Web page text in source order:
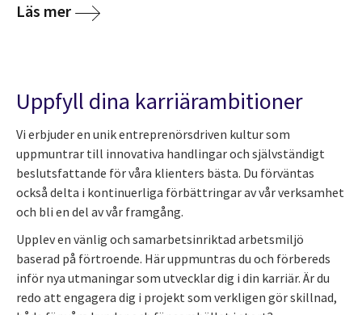
Läs mer
Uppfyll dina karriärambitioner
Vi erbjuder en unik entreprenörsdriven kultur som
uppmuntrar till innovativa handlingar och självständigt
beslutsfattande för våra klienters bästa. Du förväntas
också delta i kontinuerliga förbättringar av vår verksamhet
och bli en del av vår framgång.
Upplev en vänlig och samarbetsinriktad arbetsmiljö
baserad på förtroende. Här uppmuntras du och förbereds
inför nya utmaningar som utvecklar dig i din karriär. Är du
redo att engagera dig i projekt som verkligen gör skillnad,